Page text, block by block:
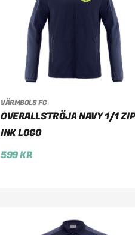
VÄRMBOLS FC
OVERALLSTRÖJA NAVY 1/1 ZIP
INK LOGO
599KR
VÄLJ ALTERNATIV